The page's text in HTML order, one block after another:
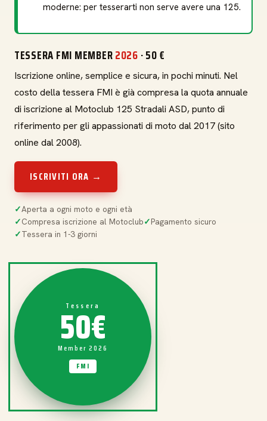
moderne: per tesserarti non serve avere una 125.
TESSERA FMI MEMBER2026 · 50 €
Iscrizione online, semplice e sicura, in pochi minuti. Nel
costo della tessera FMI è già compresa la quota annuale
di iscrizione al Motoclub 125 Stradali ASD, punto di
riferimento per gli appassionati di moto dal 2017 (sito
online dal 2008).
ISCRIVITI ORA →
Aperta a ogni moto e ogni età
Compresa iscrizione al Motoclub
Pagamento sicuro
Tessera in 1-3 giorni
Tessera
50€
Member 2026
FMI